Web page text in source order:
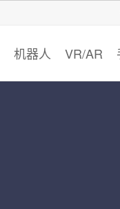
机器人 VR/AR